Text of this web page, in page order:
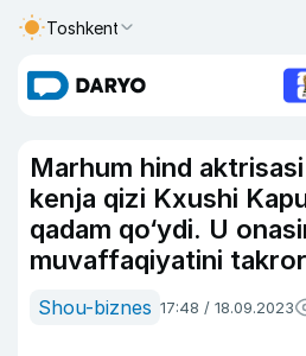
Toshkent
Marhum hind
kenja qizi Kxushi
qadam qo‘ydi. U
muvaffaqiyatini
Shou-biznes 17:48 / 18.09.2023